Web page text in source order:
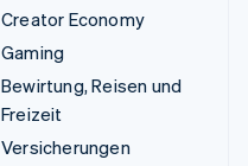
Creator Economy
Gaming
Bewirtung, Reisen und
Freizeit
Versicherungen